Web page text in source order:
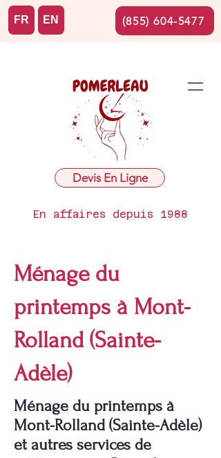
Devis En Ligne
En affaires depuis 1988
FR EN (855) 604-5477
Ménage du
printemps à Mont-
Rolland (Sainte-
Adèle)
Ménage du printemps à
Mont-Rolland (Sainte-Adèle)
et autres services de